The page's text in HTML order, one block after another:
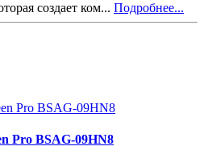
создает ком... Подробнее...
Pro BSAG-09HN8